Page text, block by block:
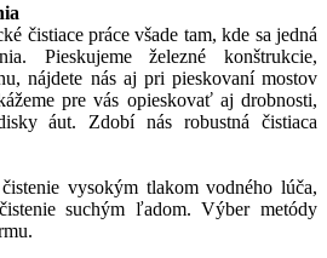
čistiace práce všade tam, kde sa jedná
Pieskujeme železné konštrukcie,
nájdete nás aj pri pieskovaní mostov
pre vás opieskovať aj drobnosti,
áut. Zdobí nás robustná čistiaca
vysokým tlakom vodného lúča,
suchým ľadom. Výber metódy